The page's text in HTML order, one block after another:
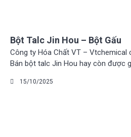
Bột Talc Jin Hou – Bột Gấu
Công ty Hóa Chất VT – Vtchemical
Bán bột talc Jin Hou hay còn được
15/10/2025